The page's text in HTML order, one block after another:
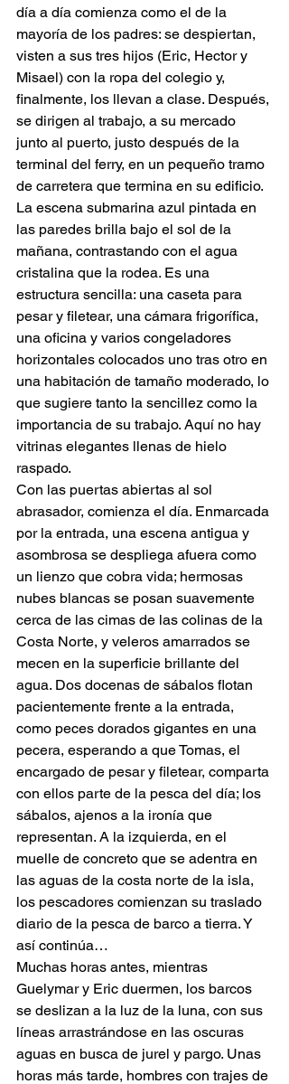
día a día comienza como el de la
mayoría de los padres: se despiertan,
visten a sus tres hijos (Eric, Hector y
Misael) con la ropa del colegio y,
finalmente, los llevan a clase. Después,
se dirigen al trabajo, a su mercado
junto al puerto, justo después de la
terminal del ferry, en un pequeño tramo
de carretera que termina en su edificio.
La escena submarina azul pintada en
las paredes brilla bajo el sol de la
mañana, contrastando con el agua
cristalina que la rodea. Es una
estructura sencilla: una caseta para
pesar y filetear, una cámara frigorífica,
una oficina y varios congeladores
horizontales colocados uno tras otro en
una habitación de tamaño moderado, lo
que sugiere tanto la sencillez como la
importancia de su trabajo. Aquí no hay
vitrinas elegantes llenas de hielo
raspado.
Con las puertas abiertas al sol
abrasador, comienza el día. Enmarcada
por la entrada, una escena antigua y
asombrosa se despliega afuera como
un lienzo que cobra vida; hermosas
nubes blancas se posan suavemente
cerca de las cimas de las colinas de la
Costa Norte, y veleros amarrados se
mecen en la superficie brillante del
agua. Dos docenas de sábalos flotan
pacientemente frente a la entrada,
como peces dorados gigantes en una
pecera, esperando a que Tomas, el
encargado de pesar y filetear, comparta
con ellos parte de la pesca del día; los
sábalos, ajenos a la ironía que
representan. A la izquierda, en el
muelle de concreto que se adentra en
las aguas de la costa norte de la isla,
los pescadores comienzan su traslado
diario de la pesca de barco a tierra. Y
así continúa…
Muchas horas antes, mientras
Guelymar y Eric duermen, los barcos
se deslizan a la luz de la luna, con sus
líneas arrastrándose en las oscuras
aguas en busca de jurel y pargo. Unas
horas más tarde, hombres con trajes de